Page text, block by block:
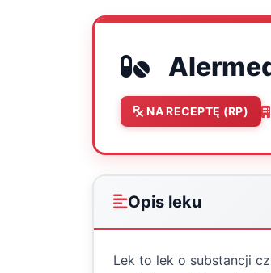
NA RECEPTĘ (RP)
Opis leku
Lek to lek o substancji